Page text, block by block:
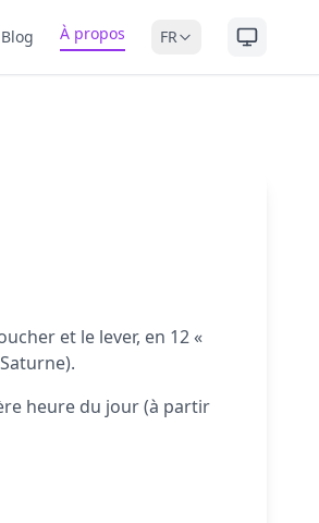
Blog À propos FR
et le lever, en 12 «
heure du jour (à partir